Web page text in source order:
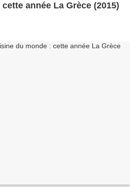
année La Grèce (2015)